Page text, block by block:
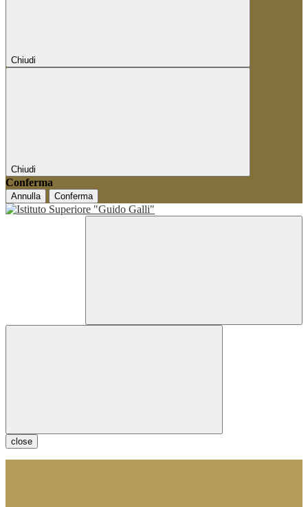
Chiudi
Chiudi
Conferma
Annulla Conferma
close